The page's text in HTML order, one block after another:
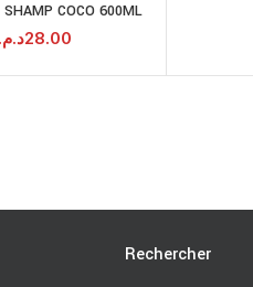
AJOUTER AU
PANIER
SHAMP COCO 600ML
28.00د.م.
Rechercher